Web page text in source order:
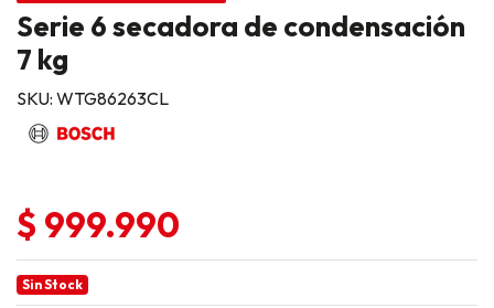
Serie 6 secadora de condensación
7 kg
SKU: WTG86263CL
$ 999.990
Sin Stock